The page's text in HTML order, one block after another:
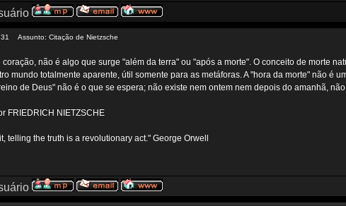
Assunto: Citação de Nietzsche
não é algo que surge "além da terra" ou "após a morte". O conceito de morte
mundo totalmente aparente, útil somente para as metáforas. A "hora da morte" não é
de Deus" não é o que se espera; não existe nem ontem nem depois do amanhã,
FRIEDRICH NIETZSCHE
telling the truth is a revolutionary act." George Orwell